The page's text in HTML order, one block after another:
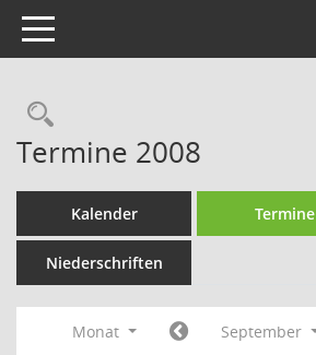
Toggle navigation
Rechercheauswahl
Termine 2008
Kalender Termine
Niederschriften
Monat
September